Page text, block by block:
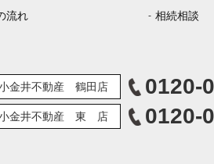
流れ
相続相談
金井不動産 鶴田店 0120-
金井不動産 東 店 0120-